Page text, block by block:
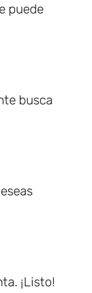
puede
busca
¡Listo!